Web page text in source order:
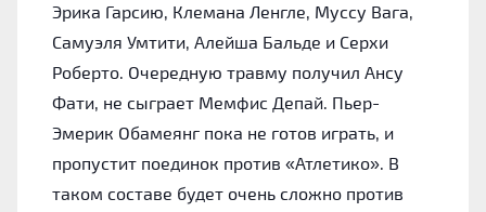
Эрика Гарсию, Клемана Ленгле, Муссу Вага,
Самуэля Умтити, Алейша Бальде и Серхи
Роберто. Очередную травму получил Ансу
Фати, не сыграет Мемфис Депай. Пьер-
Эмерик Обамеянг пока не готов играть, и
пропустит поединок против «Атлетико». В
таком составе будет очень сложно против